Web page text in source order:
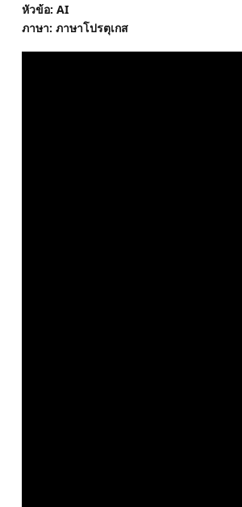
หัวข้อ: AI
ภาษา: ภาษาโปรตุเกส